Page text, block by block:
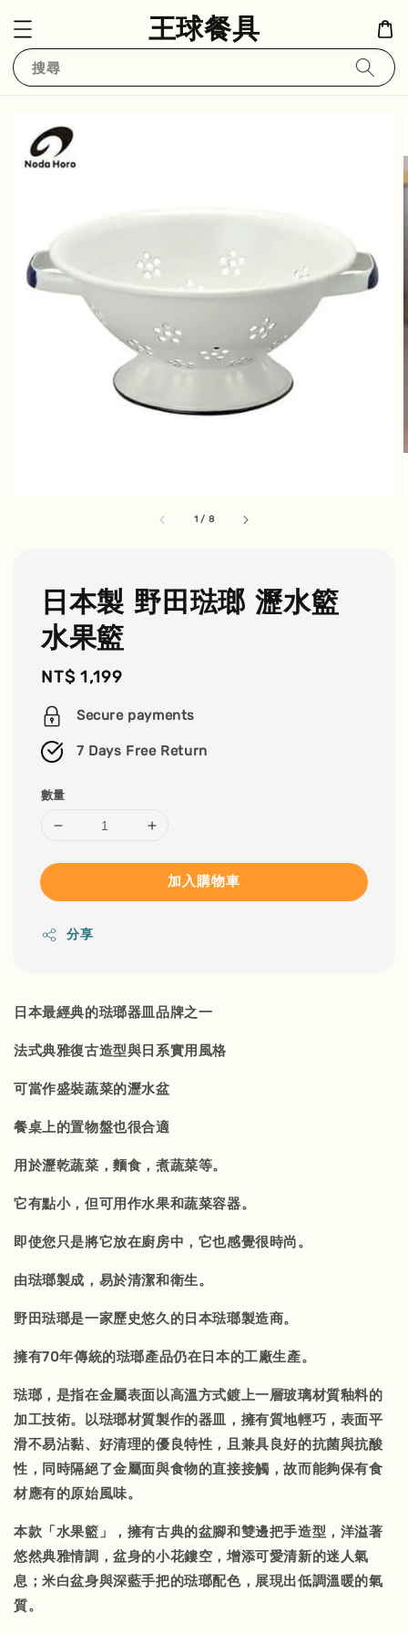
王球餐具
搜尋
1 / 8
日本製 野田琺瑯 瀝水籃
水果籃
Regular
price
NT$ 1,199
Secure payments
7 Days Free Return
數量
加入購物車
分享
日本最經典的琺瑯器皿品牌之一
法式典雅復古造型與日系實用風格
可當作盛裝蔬菜的瀝水盆
餐桌上的置物盤也很合適
用於瀝乾蔬菜，麵食，煮蔬菜等。
它有點小，但可用作水果和蔬菜容器。
即使您只是將它放在廚房中，它也感覺很時尚。
由琺瑯製成，易於清潔和衛生。
野田琺瑯是一家歷史悠久的日本琺瑯製造商。
擁有70年傳統的琺瑯產品仍在日本的工廠生產。
琺瑯，是指在金屬表面以高溫方式鍍上一層玻璃材質釉料的
加工技術。以琺瑯材質製作的器皿，擁有質地輕巧，表面平
滑不易沾黏、好清理的優良特性，且兼具良好的抗菌與抗酸
性，同時隔絕了金屬面與食物的直接接觸，故而能夠保有食
材應有的原始風味。
本款「水果籃」，擁有古典的盆腳和雙邊把手造型，洋溢著
悠然典雅情調，盆身的小花鏤空，增添可愛清新的迷人氣
息；米白盆身與深藍手把的琺瑯配色，展現出低調溫暖的氣
質。